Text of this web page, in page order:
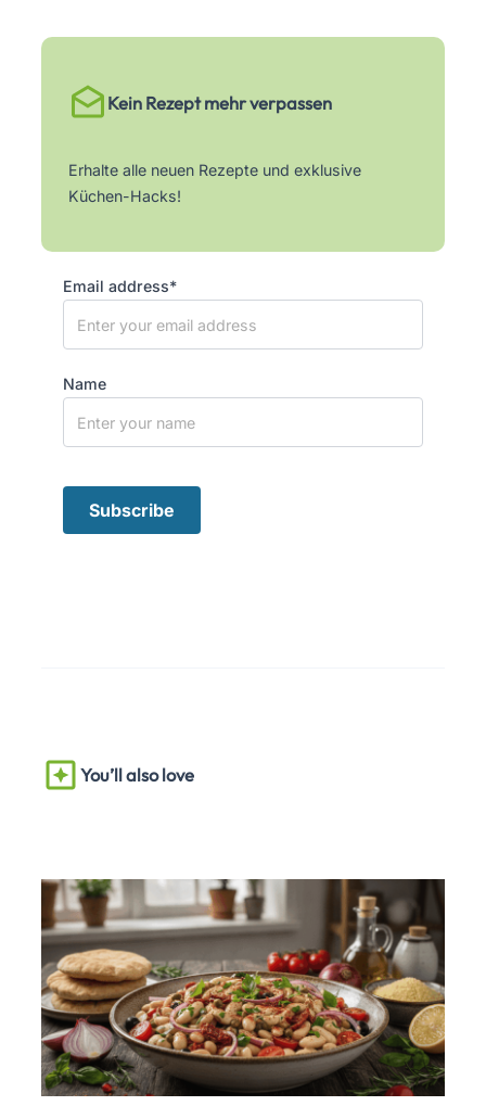
Kein Rezept mehr verpassen
Erhalte alle neuen Rezepte und exklusive
Küchen-Hacks!
Email address*
Name
You’ll also love